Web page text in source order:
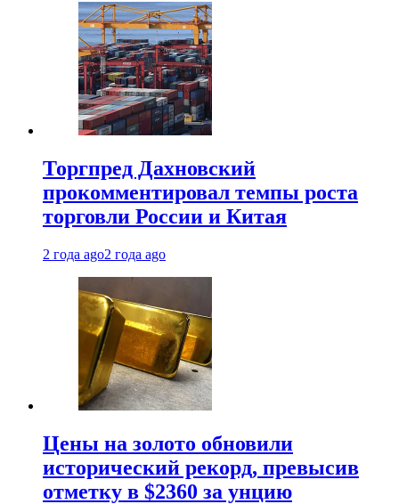
Торгпред Дахновский
прокомментировал темпы роста
торговли России и Китая
2 года ago2 года ago
Цены на золото обновили
исторический рекорд, превысив
отметку в $2360 за унцию